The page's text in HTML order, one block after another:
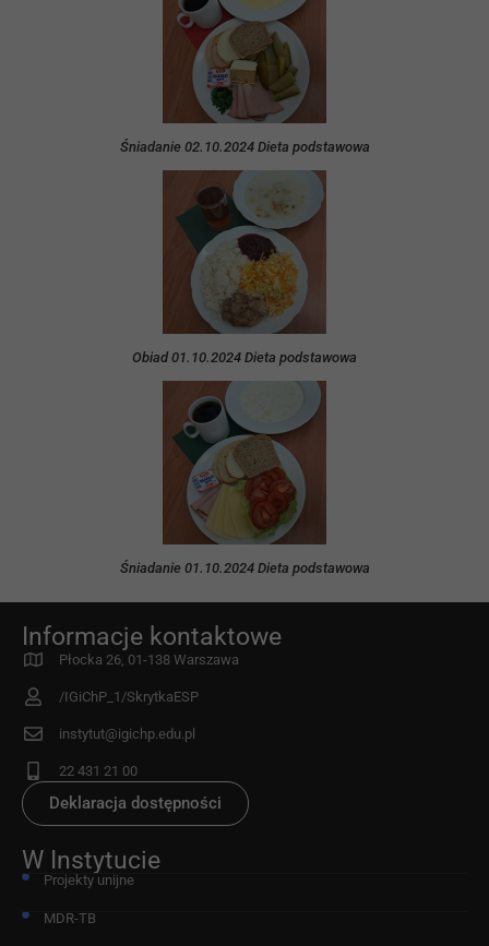
Śniadanie 02.10.2024 Dieta podstawowa
Obiad 01.10.2024 Dieta podstawowa
Śniadanie 01.10.2024 Dieta podstawowa
Informacje kontaktowe
Płocka 26, 01-138 Warszawa
/IGiChP_1/SkrytkaESP
instytut@igichp.edu.pl
22 431 21 00
Deklaracja dostępności
W Instytucie
Projekty unijne
MDR-TB